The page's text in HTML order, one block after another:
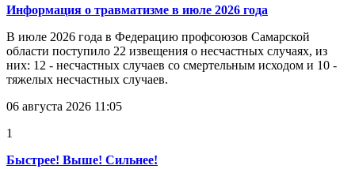
Информация о травматизме в июле 2026 года
В июле 2026 года в Федерацию профсоюзов Самарской
области поступило 22 извещения о несчастных случаях, из
них: 12 - несчастных случаев со смертельным исходом и 10 -
тяжелых несчастных случаев.
06 августа 2026 11:05
1
Быстрее! Выше! Сильнее!